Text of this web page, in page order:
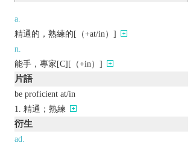
a.
精通的，熟練的[（+at/in）]
n.
能手，專家[C][（+in）]
片語
be proficient at/in
精通；熟練
衍生
ad.